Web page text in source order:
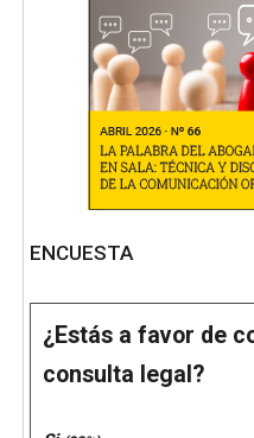
ENCUESTA
¿Estás a favor de
consulta legal?